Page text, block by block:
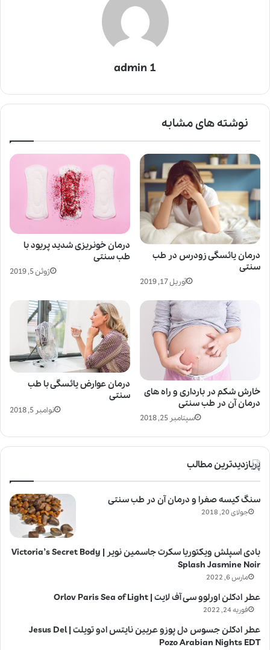
admin 1
نوشته های مشابه
درمان خونریزی شدید پریود با
طب سنتی
ژوئن 5, 2019
درمان یائسگی زودرس در طب
سنتی
آوریل 17, 2019
درمان عوارض یائسگی با طب
سنتی
نوامبر 5, 2018
خارش شکم در بارداری و راه های
درمان آن در طب سنتی
سپتامبر 25, 2018
پربازدیدترین مطالب
سنگ کیسه صفرا و درمان آن در طب سنتی
جولای 20, 2018
بادی اسپلش ویکتوریا سکرت جاسمین نویر | Victoria’s Secret Body
Splash Jasmine Noir
مارس 6, 2022
عطر ادکلن اورلوو سی آف لایت | Orlov Paris Sea of Light
فوریه 24, 2022
عطر ادکلن جسوس دل پوزو عربین نایتس ادو تویلت | Jesus Del
Pozo Arabian Nights EDT